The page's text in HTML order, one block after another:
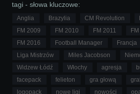
tagi - słowa kluczowe:
Anglia Brazylia CM Revolution
FM 2009
FM 2010 FM 2011
FM 2016
Football Manager Francja
Liga Mistrzów
Miles Jacobson
Widzew Łódź
Włochy agresja
facepack
felieton gra głową
logopack
nowe ligi nowości